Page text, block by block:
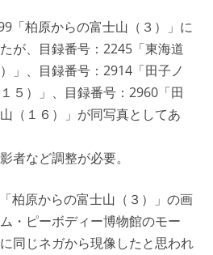
「柏原からの富士山（３）」に
が、目録番号：2245「東海道
」、目録番号：2914「田子ノ
５）」、目録番号：2960「田
（１６）」が同写真としてあ
者など調整が必要。
柏原からの富士山（３）」の画
・ピーボディー博物館のモー
同じネガから現像したと思われ